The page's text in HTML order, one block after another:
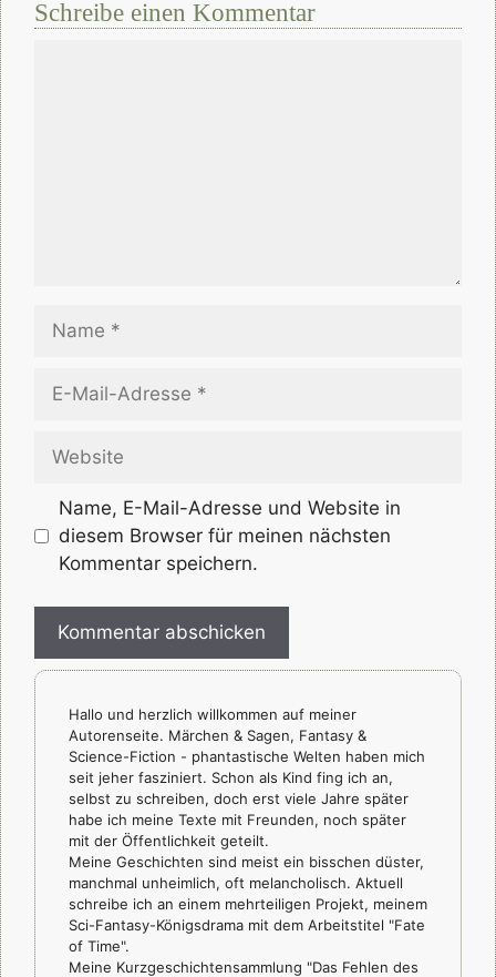
Schreibe einen Kommentar
Name
Website
Name, E-Mail-Adresse und Website in
diesem Browser für meinen nächsten
Kommentar speichern.
Hallo und herzlich willkommen auf meiner
Autorenseite. Märchen & Sagen, Fantasy &
Science-Fiction - phantastische Welten haben mich
seit jeher fasziniert. Schon als Kind fing ich an,
selbst zu schreiben, doch erst viele Jahre später
habe ich meine Texte mit Freunden, noch später
mit der Öffentlichkeit geteilt.
Meine Geschichten sind meist ein bisschen düster,
manchmal unheimlich, oft melancholisch. Aktuell
schreibe ich an einem mehrteiligen Projekt, meinem
Sci-Fantasy-Königsdrama mit dem Arbeitstitel "Fate
of Time".
Meine Kurzgeschichtensammlung "Das Fehlen des